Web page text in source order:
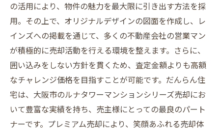
VR写真がもたらす視覚的な魅力
最新技術を活用した売却活動
物件の魅力を最大限に伝える手法
視覚効果を活用した売却戦略
実例で見るインスペクション効果
大阪市ルナタワーマンションの価値を最大限に
引き出す秘訣
マンション価値を高めるためのポイント
の活用により、物件の魅力を最大限に引き出す方法を採
用。その上で、オリジナルデザインの図面を作成し、レ
インズへの掲載を通じて、多くの不動産会社の営業マン
が積極的に売却活動を行える環境を整えます。さらに、
囲い込みをしない方針を貫くため、査定金額よりも高額
なチャレンジ価格を目指すことが可能です。だんらん住
宅は、大阪市のルナタワーマンションシリーズ売却にお
いて豊富な実績を持ち、売主様にとっての最良のパート
ナーです。プレミアム売却により、笑顔あふれる売却体